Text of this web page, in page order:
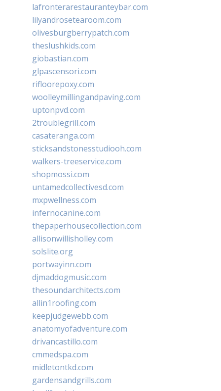
lafronterarestauranteybar.com
lilyandrosetearoom.com
olivesburgberrypatch.com
theslushkids.com
giobastian.com
glpascensori.com
rifloorepoxy.com
woolleymillingandpaving.com
uptonpvd.com
2troublegrill.com
casateranga.com
sticksandstonesstudiooh.com
walkers-treeservice.com
shopmossi.com
untamedcollectivesd.com
mxpwellness.com
infernocanine.com
thepaperhousecollection.com
allisonwillisholley.com
solslite.org
portwayinn.com
djmaddogmusic.com
thesoundarchitects.com
allin1roofing.com
keepjudgewebb.com
anatomyofadventure.com
drivancastillo.com
cmmedspa.com
midletontkd.com
gardensandgrills.com